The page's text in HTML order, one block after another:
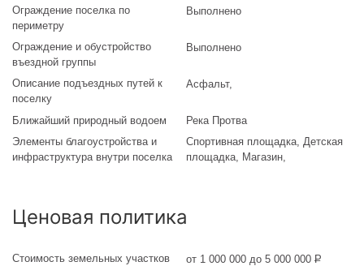
Ограждение поселка по
периметру
Выполнено
Ограждение и обустройство
въездной группы
Выполнено
Описание подъездных путей к
поселку
Асфальт,
Ближайший природный водоем
Река Протва
Элементы благоустройства и
инфраструктура внутри поселка
Спортивная площадка, Детская
площадка, Магазин,
Ценовая политика
Стоимость земельных участков
от 1 000 000 до 5 000 000Р